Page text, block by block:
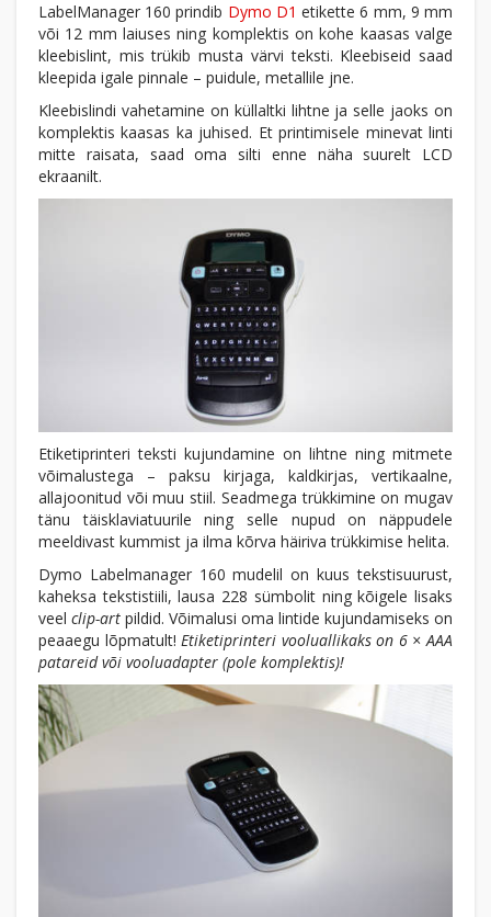
LabelManager 160 prindib Dymo D1 etikette 6 mm, 9 mm
või 12 mm laiuses ning komplektis on kohe kaasas valge
kleebislint, mis trükib musta värvi teksti. Kleebiseid saad
kleepida igale pinnale – puidule, metallile jne.
Kleebislindi vahetamine on küllaltki lihtne ja selle jaoks on
komplektis kaasas ka juhised. Et printimisele minevat linti
mitte raisata, saad oma silti enne näha suurelt LCD
ekraanilt.
Etiketiprinteri teksti kujundamine on lihtne ning mitmete
võimalustega – paksu kirjaga, kaldkirjas, vertikaalne,
allajoonitud või muu stiil. Seadmega trükkimine on mugav
tänu täisklaviatuurile ning selle nupud on näppudele
meeldivast kummist ja ilma kõrva häiriva trükkimise helita.
Dymo Labelmanager 160 mudelil on kuus tekstisuurust,
kaheksa tekstistiili, lausa 228 sümbolit ning kõigele lisaks
veel clip-art pildid. Võimalusi oma lintide kujundamiseks on
peaaegu lõpmatult!Etiketiprinteri vooluallikaks on 6 × AAA
patareid või vooluadapter (pole komplektis)!